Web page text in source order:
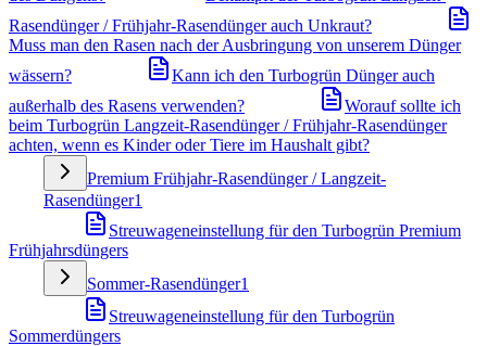
Rasendünger / Frühjahr-Rasendünger auch Unkraut?
Muss man den Rasen nach der Ausbringung von unserem Dünger
wässern?
Kann ich den Turbogrün Dünger auch
außerhalb des Rasens verwenden?
Worauf sollte ich
beim Turbogrün Langzeit-Rasendünger / Frühjahr-Rasendünger
achten, wenn es Kinder oder Tiere im Haushalt gibt?
Premium Frühjahr-Rasendünger / Langzeit-
Rasendünger1
Streuwageneinstellung für den Turbogrün Premium
Frühjahrsdüngers
Sommer-Rasendünger1
Streuwageneinstellung für den Turbogrün
Sommerdüngers